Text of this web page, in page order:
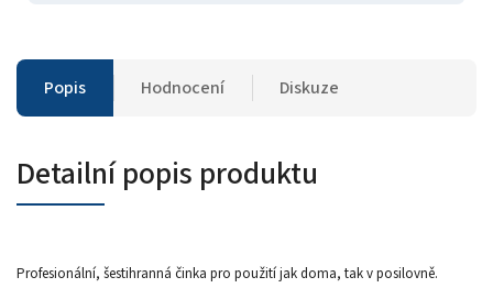
Popis Hodnocení Diskuze
Detailní popis produktu
Profesionální, šestihranná činka pro použití jak doma, tak v posilovně.